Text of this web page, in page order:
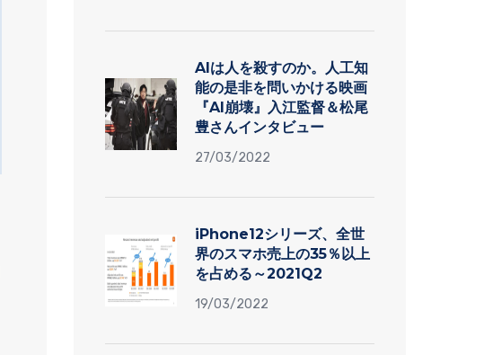
AIは人を殺すのか。人工知
能の是非を問いかける映画
『AI崩壊』入江監督＆松尾
豊さんインタビュー
27/03/2022
iPhone12シリーズ、全世
界のスマホ売上の35％以上
を占める～2021Q2
19/03/2022